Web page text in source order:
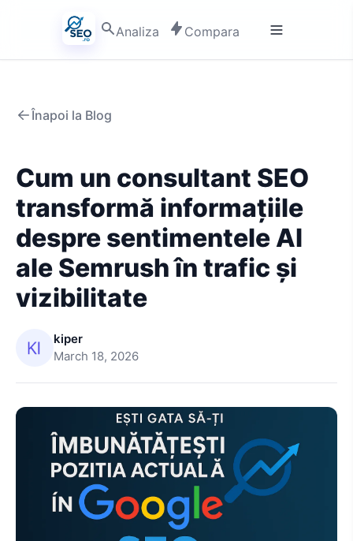
Analiza Compara
Înapoi la Blog
Cum un consultant SEO
transformă informațiile
despre sentimentele AI
ale Semrush în trafic și
vizibilitate
kiper
March 18, 2026